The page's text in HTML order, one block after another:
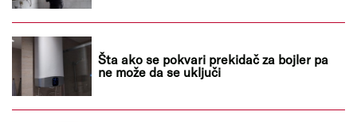
Šta ako se pokvari prekidač za bojler pa
ne može da se uključi